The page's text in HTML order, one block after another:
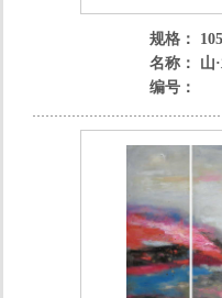
规格：
名称： 山
编号：